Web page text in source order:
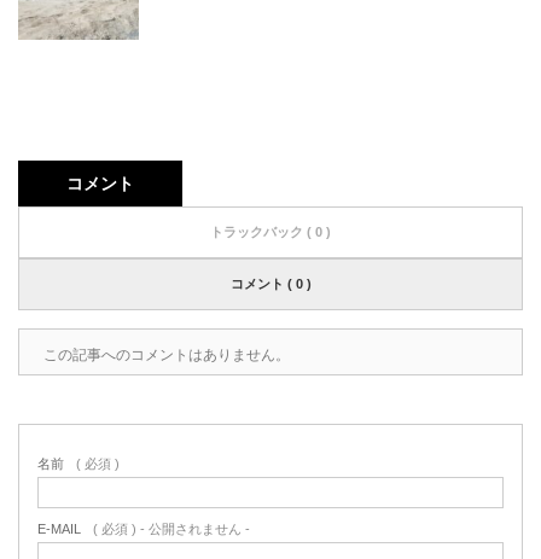
コメント
トラックバック ( 0 )
コメント ( 0 )
この記事へのコメントはありません。
名前 ( 必須 )
E-MAIL ( 必須 ) - 公開されません -